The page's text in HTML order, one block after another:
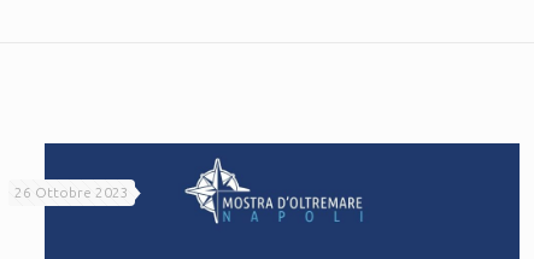
26 Ottobre 2023